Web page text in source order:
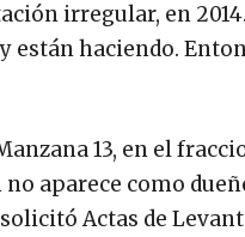
irregular, en
haciendo.
13, en el
aparece como
Actas de